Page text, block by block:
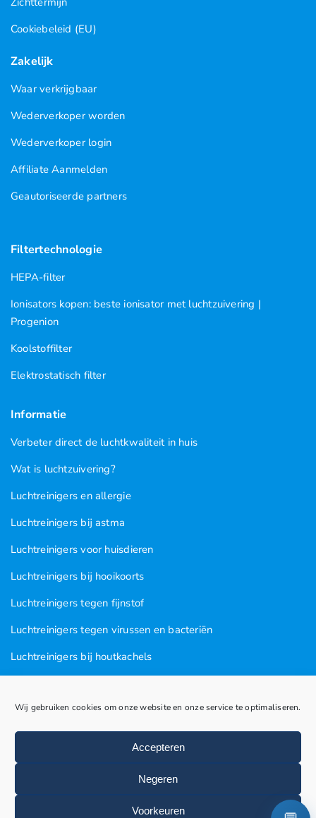
Wij gebruiken cookies om onze website en onze service te optimaliseren.
Accepteren
Negeren
Voorkeuren
Cookiebeleid (EU)
Zakelijk
Waar verkrijgbaar
Wederverkoper worden
Wederverkoper login
Affiliate Aanmelden
Geautoriseerde partners
Filtertechnologie
HEPA-filter
Ionisators kopen: beste ionisator met luchtzuivering |
Progenion
Koolstoffilter
Elektrostatisch filter
Informatie
Verbeter direct de luchtkwaliteit in huis
Wat is luchtzuivering?
Luchtreinigers en allergie
Luchtreinigers bij astma
Luchtreinigers voor huisdieren
Luchtreinigers bij hooikoorts
Luchtreinigers tegen fijnstof
Luchtreinigers tegen virussen en bacteriën
Luchtreinigers bij houtkachels
Luchtreinigers in nagel en kapsalons
Luchtreinigers bij vogels
Huisstofmijten